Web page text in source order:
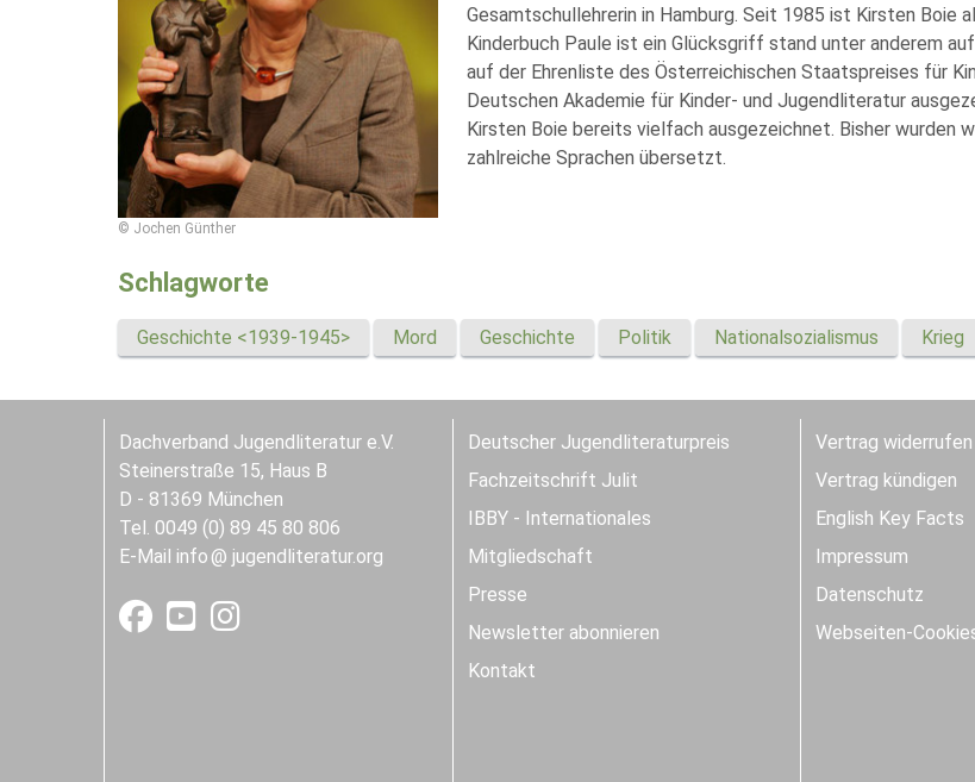
© Jochen Günther
Gesamtschullehrerin in Hamburg. Seit 1985 ist Kirsten Boie
Kinderbuch Paule ist ein Glücksgriff stand unter anderem
auf der Ehrenliste des Österreichischen Staatspreises für
Deutschen Akademie für Kinder- und Jugendliteratur
Kirsten Boie bereits vielfach ausgezeichnet. Bisher
zahlreiche Sprachen übersetzt.
Schlagworte
Geschichte <1939-1945> Mord Geschichte Politik Nationalsozialismus Krieg
Dachverband Jugendliteratur e.V.
Steinerstraße 15, Haus B
D - 81369 München
Tel. 0049 (0) 89 45 80 806
E-Mail info jugendliteratur.org
Deutscher Jugendliteraturpreis
Fachzeitschrift Julit
IBBY - Internationales
Mitgliedschaft
Presse
Newsletter abonnieren
Kontakt
Vertrag widerrufen
Vertrag kündigen
English Key Facts
Impressum
Datenschutz
Webseiten-